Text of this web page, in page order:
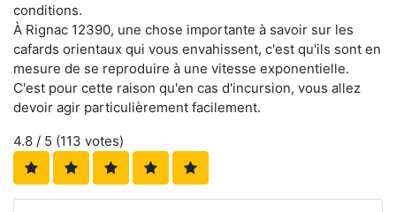
conditions.
À Rignac 12390, une chose importante à savoir sur les
cafards orientaux qui vous envahissent, c'est qu'ils sont en
mesure de se reproduire à une vitesse exponentielle.
C'est pour cette raison qu'en cas d'incursion, vous allez
devoir agir particulièrement facilement.
4.8 / 5 (113 votes)